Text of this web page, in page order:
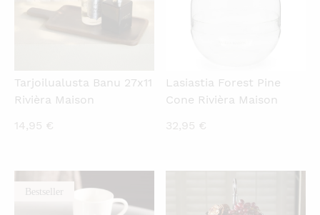
Tarjoilualusta Banu 27x11
Rivièra Maison
14,95 €
Lasiastia Forest Pine
Cone Rivièra Maison
32,95 €
BestsellerKATSO PIKANÄKYMÄ KATSO PIKANÄKYMÄ